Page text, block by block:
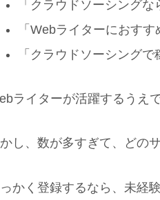
「クラウドソーシング
「Webライターにおす
「クラウドソーシング
ライターが活躍するうえ
かし、数が多すぎて、どの
かく登録するなら、未経